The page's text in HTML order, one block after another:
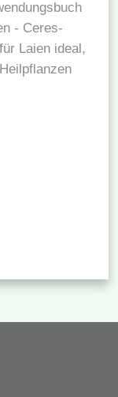
- Ceres-
Laien ideal,